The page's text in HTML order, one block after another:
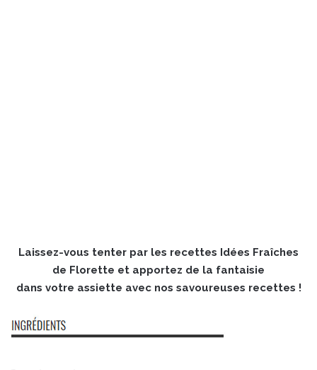
Laissez-vous tenter par les recettes Idées Fraîches
de Florette et apportez de la fantaisie
dans votre assiette avec nos savoureuses recettes !